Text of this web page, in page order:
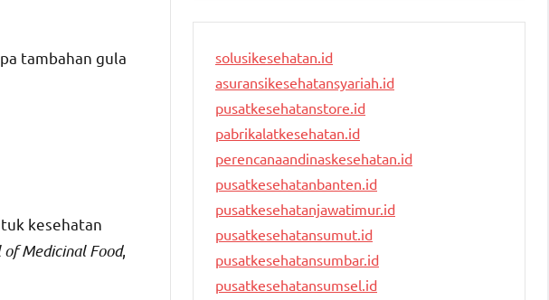
tambahan gula
kesehatan
Medicinal Food,
solusikesehatan.id
asuransikesehatansyariah.id
pusatkesehatanstore.id
pabrikalatkesehatan.id
perencanaandinaskesehatan.id
pusatkesehatanbanten.id
pusatkesehatanjawatimur.id
pusatkesehatansumut.id
pusatkesehatansumbar.id
pusatkesehatansumsel.id